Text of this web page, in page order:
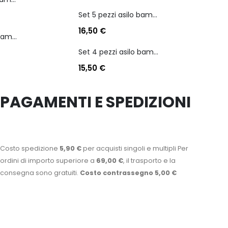
Set 4 pezzi asilo bambino personaggio batman
Set 5 pezzi asilo bambina personaggio stitch angel
16,50 €
Set 4 pezzi asilo bambino personaggio batman
15,50 €
PAGAMENTI E SPEDIZIONI
Costo spedizione 5,90 €per acquisti singoli e multipli Per
ordini di importo superiore a 69,00 €, il trasporto e la
consegna sono gratuiti. Costo contrassegno 5,00 €